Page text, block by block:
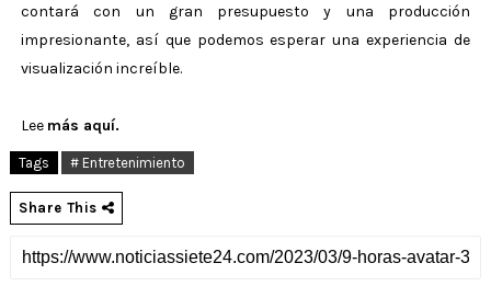
contará con un gran presupuesto y una producción
impresionante, así que podemos esperar una experiencia de
visualización increíble.
Lee más aquí.
Tags # Entretenimiento
Share This